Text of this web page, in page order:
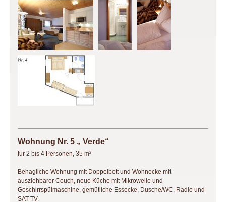
Wohnung Nr. 5 „ Verde“
für 2 bis 4 Personen, 35 m²
Behagliche Wohnung mit Doppelbett und Wohnecke mit
ausziehbarer Couch, neue Küche mit Mikrowelle und
Geschirrspülmaschine, gemütliche Essecke, Dusche/WC, Radio und
SAT-TV.